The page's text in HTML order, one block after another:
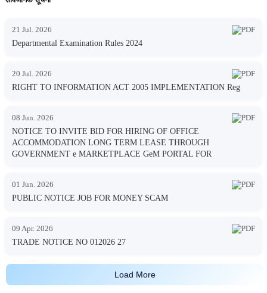
21 Jul. 2026
Departmental Examination Rules 2024
20 Jul. 2026
RIGHT TO INFORMATION ACT 2005 IMPLEMENTATION Reg
08 Jun. 2026
NOTICE TO INVITE BID FOR HIRING OF OFFICE
ACCOMMODATION LONG TERM LEASE THROUGH
GOVERNMENT e MARKETPLACE GeM PORTAL FOR
01 Jun. 2026
PUBLIC NOTICE JOB FOR MONEY SCAM
09 Apr. 2026
TRADE NOTICE NO 012026 27
Load More